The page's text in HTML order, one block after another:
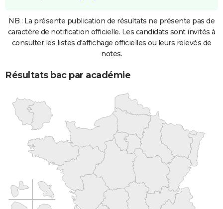
NB : La présente publication de résultats ne présente pas de
caractère de notification officielle. Les candidats sont invités à
consulter les listes d'affichage officielles ou leurs relevés de
notes.
Résultats bac par académie